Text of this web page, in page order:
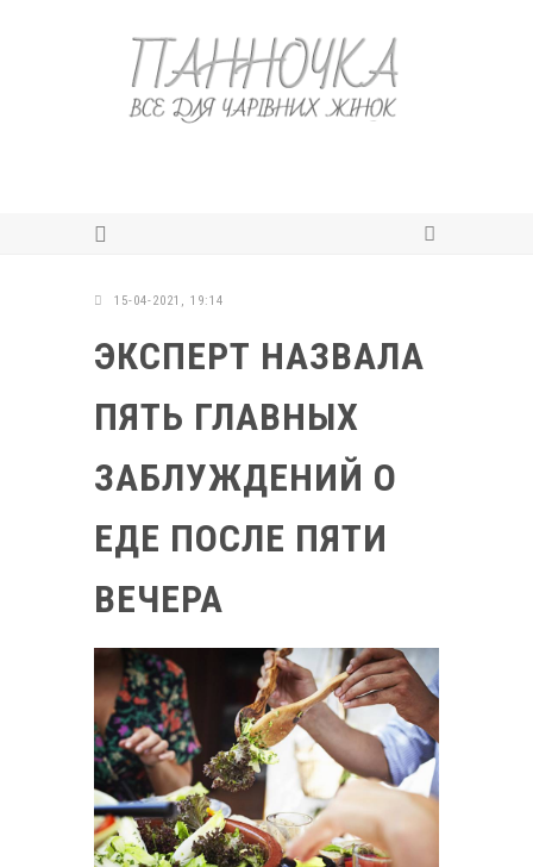
15-04-2021, 19:14
ЭКСПЕРТ НАЗВАЛА
ПЯТЬ ГЛАВНЫХ
ЗАБЛУЖДЕНИЙ О
ЕДЕ ПОСЛЕ ПЯТИ
ВЕЧЕРА